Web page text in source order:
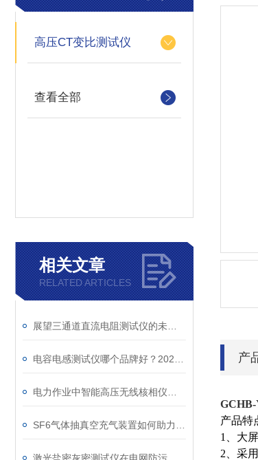
高压CT变比测试仪
查看全部
相关文章
RELATED ARTICLES
产
产品特
1、大
2、采